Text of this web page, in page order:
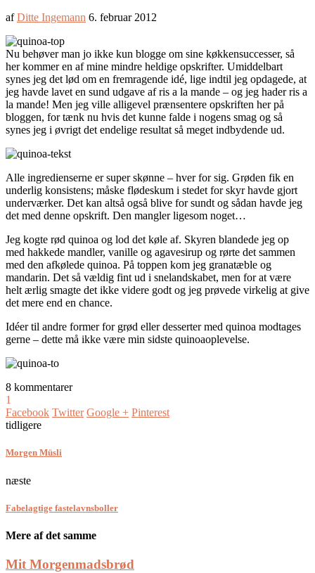
afDitte Ingemann 6. februar 2012
Nu behøver man jo ikke kun blogge om sine køkkensuccesser, så
her kommer en af mine mindre heldige opskrifter. Umiddelbart
synes jeg det lød om en fremragende idé, lige indtil jeg opdagede, at
jeg havde lavet en sund udgave af ris a la mande – og jeg hader ris a
la mande! Men jeg ville alligevel prænsentere opskriften her på
bloggen, for tænk nu hvis det kunne falde i nogens smag og så
synes jeg i øvrigt det endelige resultat så meget indbydende ud.
Alle ingredienserne er super skønne – hver for sig. Grøden fik en
underlig konsistens; måske flødeskum i stedet for skyr havde gjort
underværker. Det kan altså også blive for sundt og sådan havde jeg
det med denne opskrift. Den mangler ligesom noget…
Jeg kogte rød quinoa og lod det køle af. Skyren blandede jeg op
med hakkede mandler, vanille og agavesirup og rørte det sammen
med den afkølede quinoa. På toppen kom jeg granatæble og
mandarin. Det så vældig fint ud i snelandskabet, men for at være
helt ærlig smagte det ikke videre godt og jeg prøvede virkelig at give
det mere end en chance.
Idéer til andre former for grød eller desserter med quinoa modtages
gerne – dette må ikke være min sidste quinoaoplevelse.
8 kommentarer
1
Facebook Twitter Google + Pinterest
tidligere
Morgen Müsli
næste
Fabelagtige fastelavnsboller
Mere af det samme
Mit Morgenmadsbrød